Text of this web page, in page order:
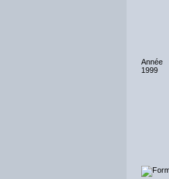
Année
1999